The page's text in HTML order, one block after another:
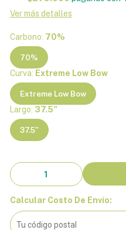
Ver más detalles
Carbono: 70%
70%
Curva: Extreme Low Bow
Extreme Low Bow
Largo: 37.5"
37.5"
Calcular Costo De Envío: